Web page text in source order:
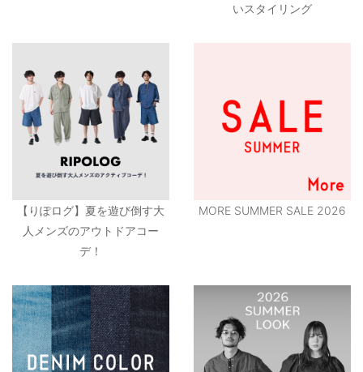
いスタイリング
【りぽログ】夏を遊び倒す大
人メンズのアウトドアコー
デ！
MORE SUMMER SALE 2026